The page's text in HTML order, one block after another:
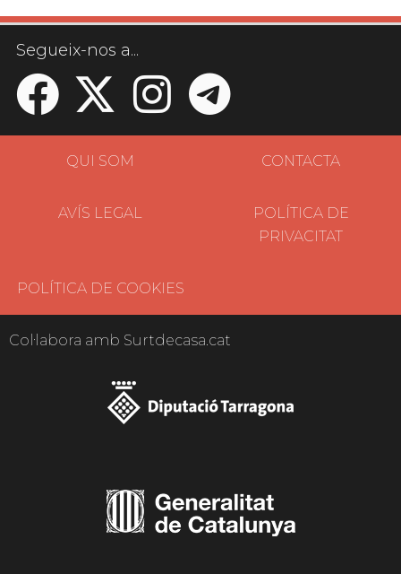
Segueix-nos a...
QUI SOM CONTACTA
AVÍS LEGAL
POLÍTICA DE
PRIVACITAT
POLÍTICA DE COOKIES
Col·labora amb Surtdecasa.cat